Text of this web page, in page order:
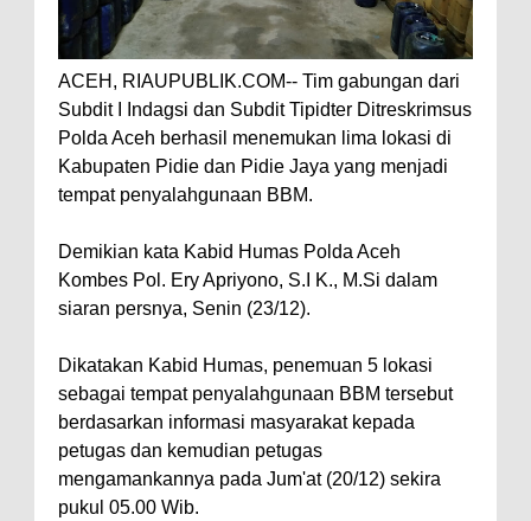
ACEH, RIAUPUBLIK.COM-- Tim gabungan dari
Subdit I Indagsi dan Subdit Tipidter Ditreskrimsus
Polda Aceh berhasil menemukan lima lokasi di
Kabupaten Pidie dan Pidie Jaya yang menjadi
tempat penyalahgunaan BBM.
Demikian kata Kabid Humas Polda Aceh
Kombes Pol. Ery Apriyono, S.I K., M.Si dalam
siaran persnya, Senin (23/12).
Dikatakan Kabid Humas, penemuan 5 lokasi
sebagai tempat penyalahgunaan BBM tersebut
berdasarkan informasi masyarakat kepada
petugas dan kemudian petugas
mengamankannya pada Jum'at (20/12) sekira
pukul 05.00 Wib.